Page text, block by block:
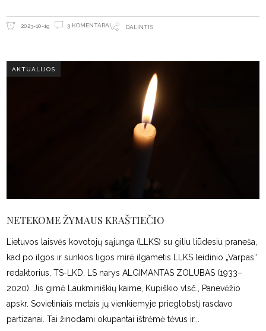
2023-10-19 3 KOMENTARAI DALINTIS
AKTUALIJOS
NETEKOME ŽYMAUS KRAŠTIEČIO
Lietuvos laisvės kovotojų sąjunga (LLKS) su giliu liūdesiu praneša,
kad po ilgos ir sunkios ligos mirė ilgametis LLKS leidinio „Varpas“
redaktorius, TS-LKD, LS narys ALGIMANTAS ZOLUBAS (1933–
2020). Jis gimė Laukminiškių kaime, Kupiškio vlsč., Panevėžio
apskr. Sovietiniais metais jų vienkiemyje prieglobstį rasdavo
partizanai. Tai žinodami okupantai ištrėmė tėvus ir